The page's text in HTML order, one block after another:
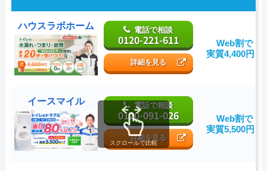
ハウスラボホーム 電話で相談
0120-221-611
詳細を見る
Web割で
実質4,400円～
イースマイル 電話で相談
0120-091-026
詳細を見る
Web割で
実質5,500円～
スクロールで比較